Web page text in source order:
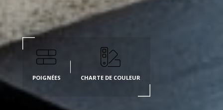
POIGNÉES CHARTE DE COULEUR